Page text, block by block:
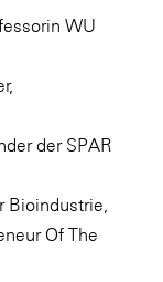
WU
der SPAR
Bioindustrie,
Of The